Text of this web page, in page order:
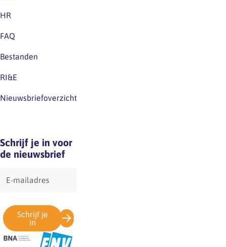
HR
FAQ
Bestanden
RI&E
Nieuwsbriefoverzicht
Schrijf je in voor
de nieuwsbrief
mailadres
Schrijf je
in